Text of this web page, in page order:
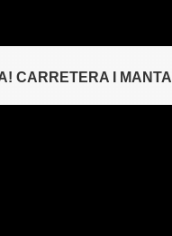
CARRETERA I MANTA